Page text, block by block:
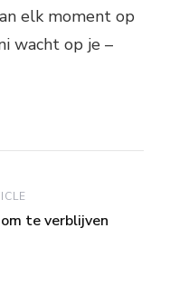
elk moment op
wacht op je –
te verblijven